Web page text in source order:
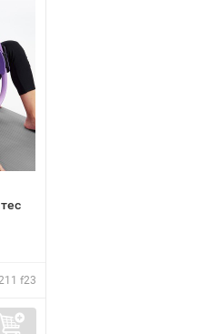
f23